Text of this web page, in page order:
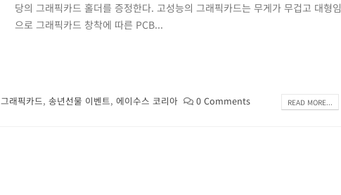
당의 그래픽카드 홀더를 증정한다. 고성능의 그래픽카드는 무게가 무겁고 대형임
으로 그래픽카드 창착에 따른 PCB...
그래픽카드, 송년선물 이벤트, 에이수스 코리아 0 Comments READ MORE...